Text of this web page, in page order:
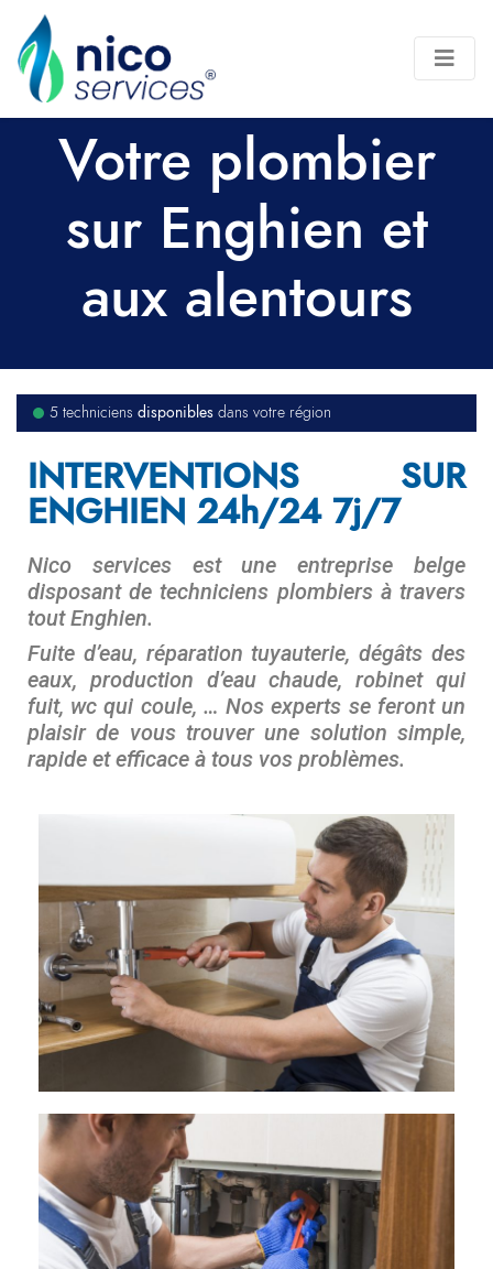
Votre plombier
sur Enghien et
aux alentours
5 techniciensdisponibles dans votre région
INTERVENTIONS SUR
ENGHIEN 24h/24 7j/7
Nico services est une entreprise belge
disposant de techniciens plombiers à travers
tout Enghien.
Fuite d’eau, réparation tuyauterie, dégâts des
eaux, production d’eau chaude, robinet qui
fuit, wc qui coule, … Nos experts se feront un
plaisir de vous trouver une solution simple,
rapide et efficace à tous vos problèmes.